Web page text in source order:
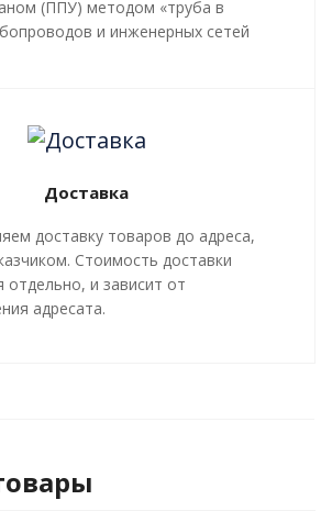
(ППУ) методом «труба в
и инженерных сетей
в рамках
изоляции труб и трубопроводной
и СТ 4937-001-18929664-04.
Доставка
доставку товаров до адреса,
Стоимость доставки
отдельно, и зависит от
адресата.